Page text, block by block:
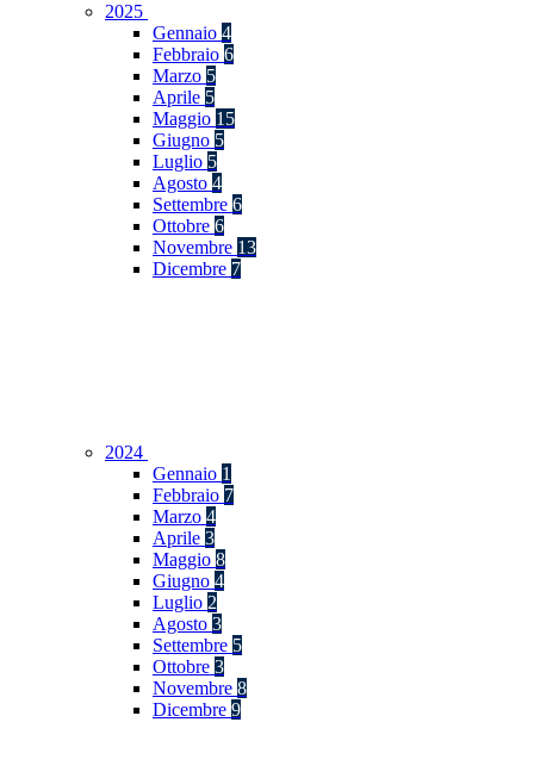
2025
Gennaio 4
Febbraio 6
Marzo 5
Aprile 5
Maggio 15
Giugno 5
Luglio 5
Agosto 4
Settembre 6
Ottobre 6
Novembre 13
Dicembre 7
2024
Gennaio 1
Febbraio 7
Marzo 4
Aprile 3
Maggio 8
Giugno 4
Luglio 2
Agosto 3
Settembre 5
Ottobre 3
Novembre 8
Dicembre 9